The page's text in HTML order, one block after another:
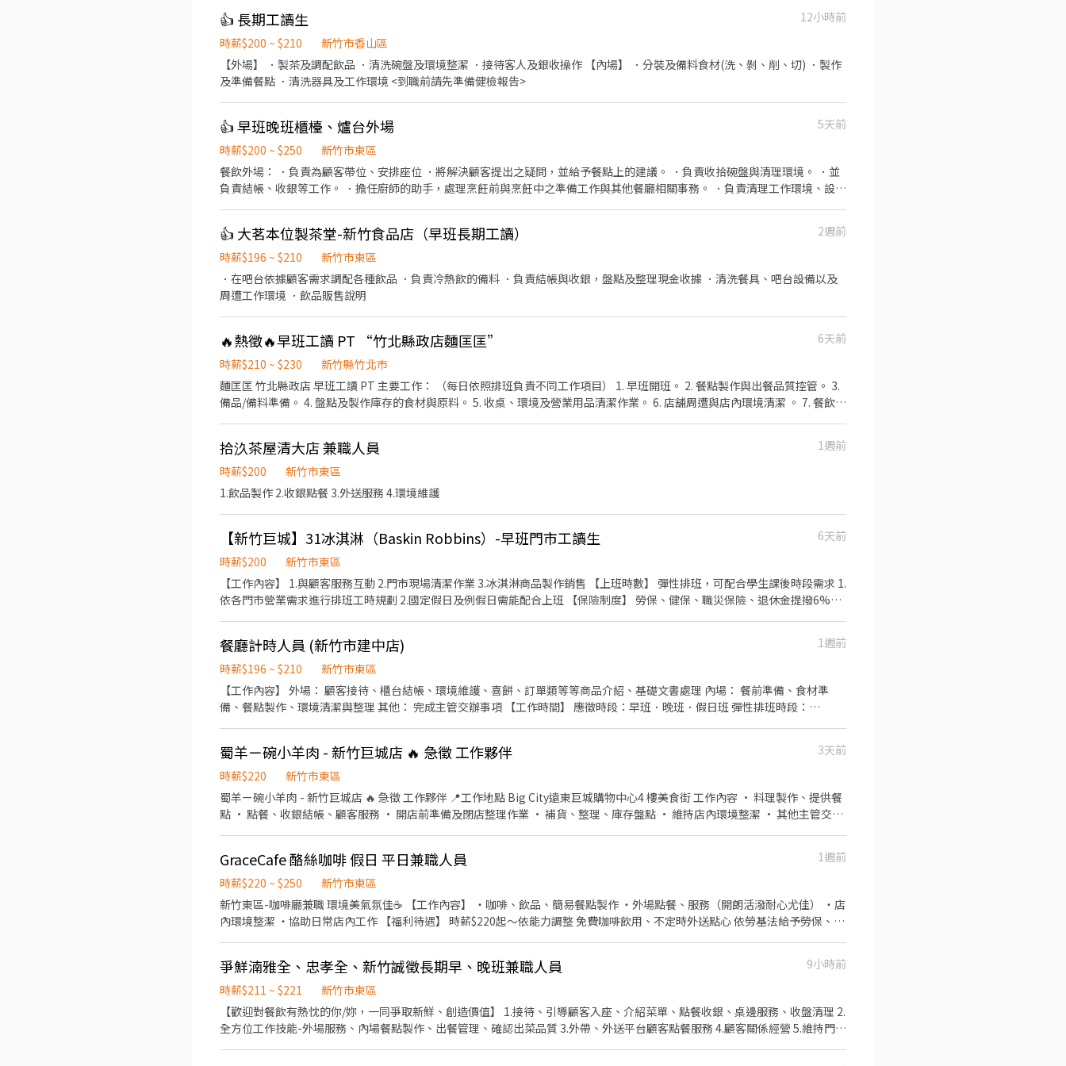
👍 長期工讀生
12小時前
時薪$200 ~ $210
新竹市香山區
【外場】 ．製茶及調配飲品 ．清洗碗盤及環境整潔 ．接待客人及銀收操作 【內場】 ．分裝及備料食材(洗、剝、削、切) ．製作
及準備餐點 ．清洗器具及工作環境 <到職前請先準備健檢報告>
👍 早班晚班櫃檯、爐台外場
5天前
時薪$200 ~ $250
新竹市東區
餐飲外場： ．負責為顧客帶位、安排座位 ．將解決顧客提出之疑問，並給予餐點上的建議。 ．負責收拾碗盤與清理環境。 ．並
負責結帳、收銀等工作。 ．擔任廚師的助手，處理烹飪前與烹飪中之準備工作與其他餐廳相關事務。 ．負責清理工作環境、設備
👍 大茗本位製茶堂-新竹食品店（早班長期工讀）
2週前
時薪$196 ~ $210
新竹市東區
．在吧台依據顧客需求調配各種飲品 ．負責冷熱飲的備料 ．負責結帳與收銀，盤點及整理現金收據 ．清洗餐具、吧台設備以及
周遭工作環境 ．飲品販售說明
🔥熱徵🔥早班工讀 PT “竹北縣政店麵匡匡”
6天前
時薪$210 ~ $230
新竹縣竹北市
麵匡匡 竹北縣政店 早班工讀 PT 主要工作： （每日依照排班負責不同工作項目） 1. 早班開班。 2. 餐點製作與出餐品質控管。 3.
備品/備料準備。 4. 盤點及製作庫存的食材與原料。 5. 收桌、環境及營業用品清潔作業。 6. 店舖周遭與店內環境清潔 。 7. 餐飲銷
論，誠懇招募喜歡餐飲工作的夥伴加入。
拾汣茶屋清大店 兼職人員
1週前
時薪$200
新竹市東區
1.飲品製作 2.收銀點餐 3.外送服務 4.環境維護
【新竹巨城】31冰淇淋（Baskin Robbins）-早班門市工讀生
6天前
時薪$200
新竹市東區
【工作內容】 1.與顧客服務互動 2.門市現場清潔作業 3.冰淇淋商品製作銷售 【上班時數】 彈性排班，可配合學生課後時段需求 1.
依各門市營業需求進行排班工時規劃 2.國定假日及例假日需能配合上班 【保險制度】 勞保、健保、職災保險、退休金提撥6%
餐廳計時人員 (新竹市建中店)
1週前
時薪$196 ~ $210
新竹市東區
【工作內容】 外場： 顧客接待、櫃台結帳、環境維護、喜餅、訂單類等等商品介紹、基礎文書處理 內場： 餐前準備、食材準
備、餐點製作、環境清潔與整理 其他： 完成主管交辦事項 【工作時間】 應徵時段：早班．晚班．假日班 彈性排班時段：
蜀羊ㄧ碗小羊肉 - 新竹巨城店 🔥 急徵 工作夥伴
3天前
時薪$220
新竹市東區
蜀羊ㄧ碗小羊肉 - 新竹巨城店 🔥 急徵 工作夥伴 📍工作地點 Big City遠東巨城購物中心4 樓美食街 工作內容 • 料理製作、提供餐
點 • 點餐、收銀結帳、顧客服務 • 開店前準備及閉店整理作業 • 補貨、整理、庫存盤點 • 維持店內環境整潔 • 其他主管交辦
GraceCafe 酪絲咖啡 假日 平日兼職人員
1週前
時薪$220 ~ $250
新竹市東區
新竹東區-咖啡廳兼職 環境美氣氛佳☕️ 【工作內容】 ・咖啡、飲品、簡易餐點製作 ・外場點餐、服務（開朗活潑耐心尤佳） ・店
內環境整潔 ・協助日常店內工作 【福利待遇】 時薪$220起～依能力調整 免費咖啡飲用、不定時外送點心 依勞基法給予勞保、健
爭鮮湳雅全、忠孝全、新竹誠徵長期早、晚班兼職人員
9小時前
時薪$211 ~ $221
新竹市東區
【歡迎對餐飲有熱忱的你/妳，一同爭取新鮮、創造價值】 1.接待、引導顧客入座、介紹菜單、點餐收銀、桌邊服務、收盤清理 2.
全方位工作技能-外場服務、內場餐點製作、出餐管理、確認出菜品質 3.外帶、外送平台顧客點餐服務 4.顧客關係經營 5.維持門市